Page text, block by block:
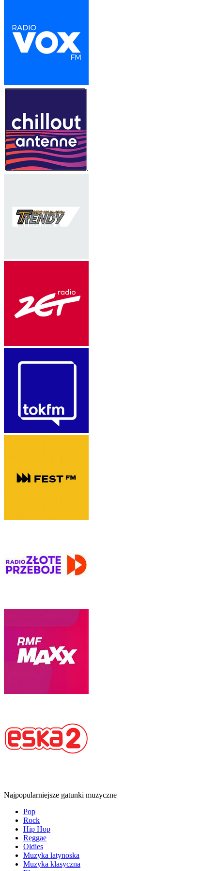
Najpopularniejsze gatunki muzyczne
Pop
Rock
Hip Hop
Reggae
Oldies
Muzyka latynoska
Muzyka klasyczna